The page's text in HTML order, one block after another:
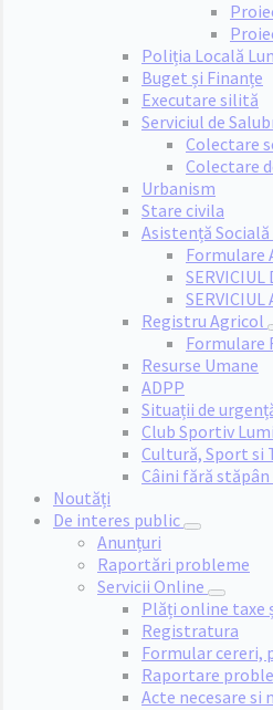
Poliția Locală
Buget și Finanțe
Executare silită
Serviciul de
Colectare
Colectare
Urbanism
Stare civila
Asistență Socială
Formulare
SERVICIUL
SERVICIUL
Registru Agricol
Formulare
Resurse Umane
ADPP
Situații de
Club Sportiv
Cultură, Sport si
Câini fără stăpân
Noutăți
De interes public
Anunțuri
Raportări probleme
Servicii Online
Plăți online taxe
Registratura
Formular cereri,
Raportare
Acte necesare si